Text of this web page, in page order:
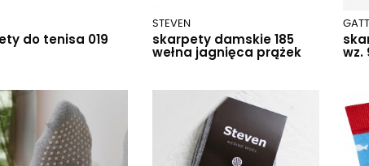
do tenisa 019
STEVEN
skarpety damskie 185
wełna jagnięca prążek